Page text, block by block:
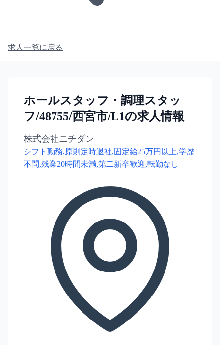
求人一覧に戻る
ホールスタッフ・調理スタッ
フ/48755/西宮市/L1の求人情報
株式会社ニチダン
シフト勤務,原則定時退社,固定給25万円以上,学歴
不問,残業20時間未満,第二新卒歓迎,転勤なし